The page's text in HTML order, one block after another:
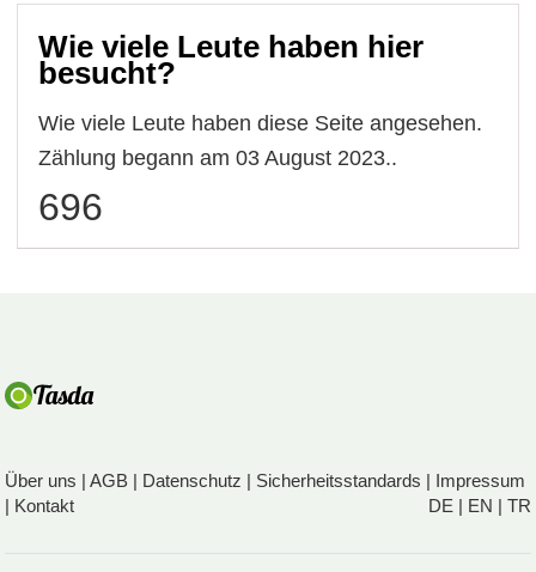
Wie viele Leute haben hier
besucht?
Wie viele Leute haben diese Seite angesehen.
Zählung begann am 03 August 2023..
696
Über uns |AGB | Datenschutz | Sicherheitsstandards | Impressum
| Kontakt DE | EN | TR